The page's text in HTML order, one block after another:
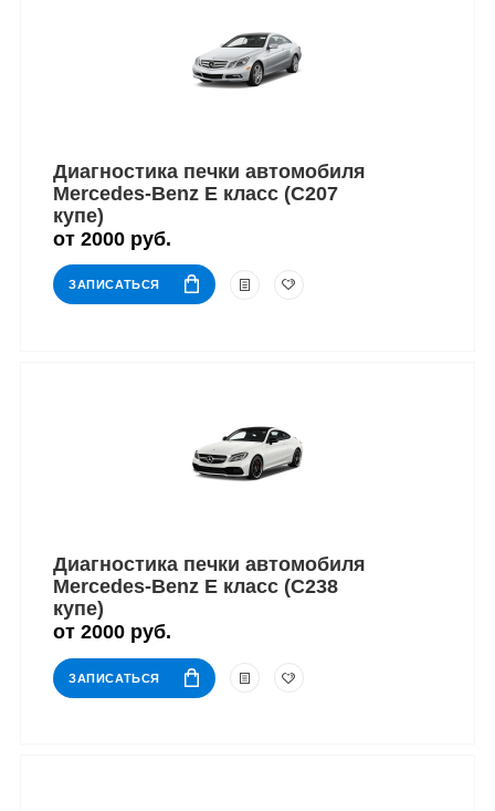
Диагностика печки автомобиля
Mercedes-Benz E класс (C207
купе)
от 2000 руб.
ЗАПИСАТЬСЯ
Диагностика печки автомобиля
Mercedes-Benz E класс (C238
купе)
от 2000 руб.
ЗАПИСАТЬСЯ